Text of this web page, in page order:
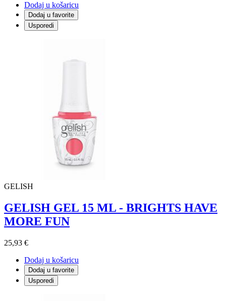
Dodaj u košaricu
Dodaj u favorite
Usporedi
GELISH
GELISH GEL 15 ML - BRIGHTS HAVE
MORE FUN
25,93 €
Dodaj u košaricu
Dodaj u favorite
Usporedi